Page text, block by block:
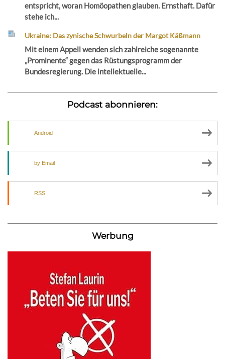
entspricht, woran Homöopathen glauben. Ernsthaft. Dafür
stehe ich...
Ukraine: Das zynische Schwurbeln der Margot Käßmann
Mit einem Appell wenden sich zahlreiche sogenannte
„Prominente“ gegen das Rüstungsprogramm der
Bundesregierung. Die intellektuelle...
Podcast abonnieren:
Android
by Email
RSS
Werbung